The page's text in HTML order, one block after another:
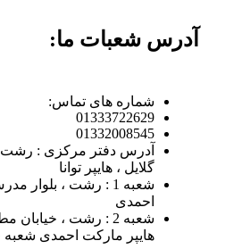
آدرس شعبات ما:
شماره های تماس:
01333722629
01332008545
آدرس دفتر مرکزی : رشت ،
گلایل ، هایپر توانا
شعبه 1 : رشت ، بلوار
احمدی
شعبه 2 : رشت ،
هایپر مارکت احمدی شعبه